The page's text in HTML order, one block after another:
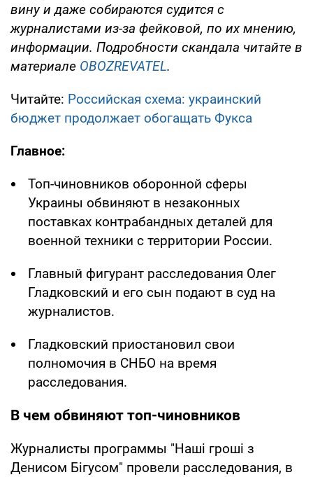
вину и даже собираются судится с
журналистами из-за фейковой, по их мнению,
информации. Подробности скандала читайте в
материале OBOZREVATEL.
Читайте: Российская схема: украинский
бюджет продолжает обогащать Фукса
Главное:
Топ-чиновников оборонной сферы
Украины обвиняют в незаконных
поставках контрабандных деталей для
военной техники с территории России.
Главный фигурант расследования Олег
Гладковский и его сын подают в суд на
журналистов.
Гладковский приостановил свои
полномочия в СНБО на время
расследования.
В чем обвиняют топ-чиновников
Журналисты программы "Наші гроші з
Денисом Бігусом" провели расследования, в